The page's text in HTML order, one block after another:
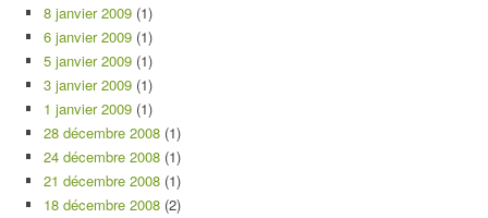
8 janvier 2009 (1)
6 janvier 2009 (1)
5 janvier 2009 (1)
3 janvier 2009 (1)
1 janvier 2009 (1)
28 décembre 2008 (1)
24 décembre 2008 (1)
21 décembre 2008 (1)
18 décembre 2008 (2)